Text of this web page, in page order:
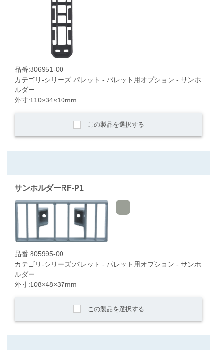
品番:806951-00
カテゴリ-シリーズ:パレット - パレット用オプション - サンホ
ルダー
外寸:110×34×10mm
この製品を選択する
サンホルダーRF-P1
品番:805995-00
カテゴリ-シリーズ:パレット - パレット用オプション - サンホ
ルダー
外寸:108×48×37mm
この製品を選択する